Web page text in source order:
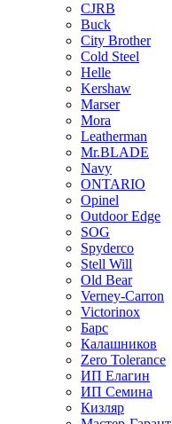
CJRB
Buck
City Brother
Cold Steel
Helle
Kershaw
Marser
Mora
Leatherman
Mr.BLADE
Navy
ONTARIO
Opinel
Outdoor Edge
SOG
Spyderco
Stell Will
Old Bear
Verney-Carron
Victorinox
Барс
Калашников
Zero Tolerance
ИП Елагин
ИП Семина
Кизляр